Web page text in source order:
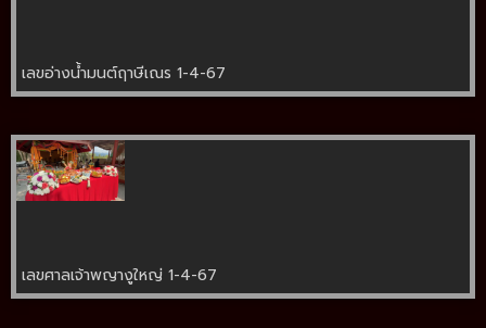
เลขอ่างน้ำมนต์ฤาษีเณร 1-4-67
เลขศาลเจ้าพญางูใหญ่ 1-4-67